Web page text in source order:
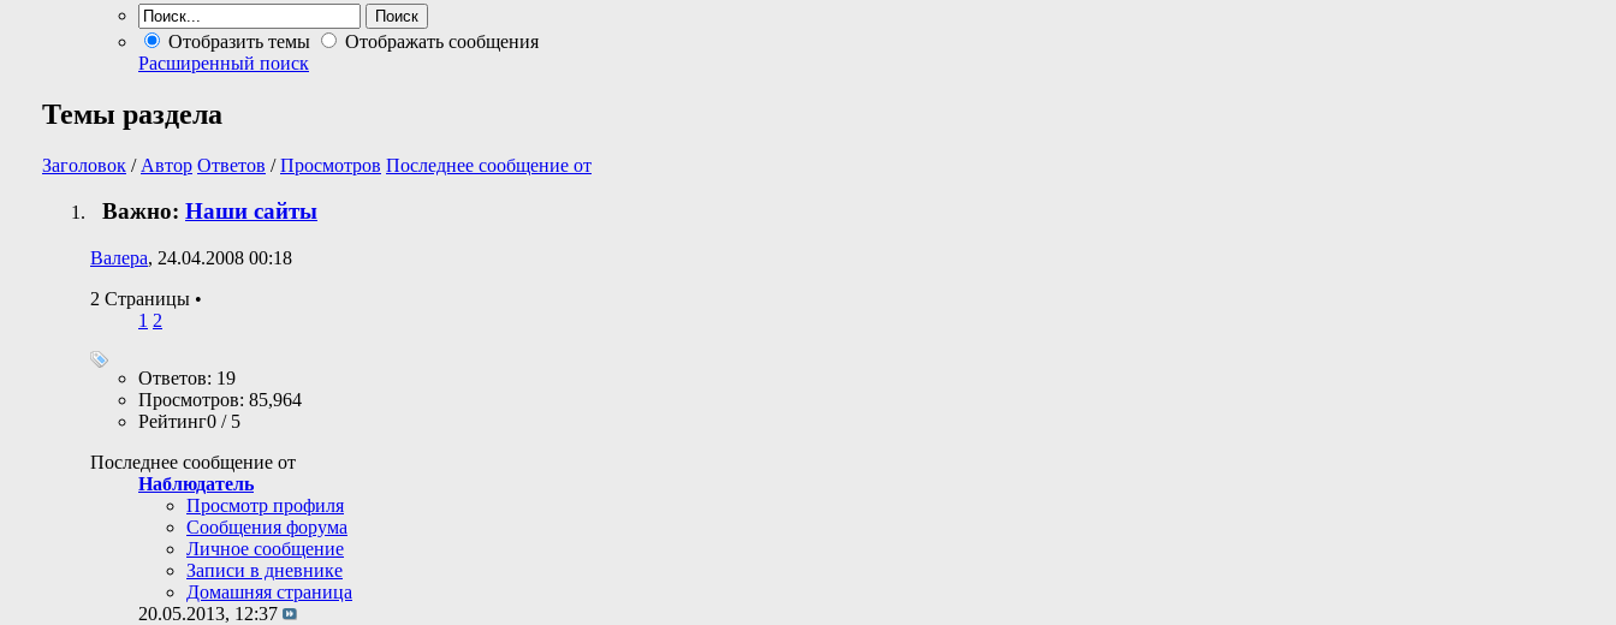
Отобразить темы
Отображать сообщения
Расширенный поиск
Темы раздела
Заголовок / Автор Ответов /Просмотров Последнее сообщение от
Важно:Наши сайты
Валера, 24.04.2008 00:18
2 Страницы •
1 2
Ответов: 19
Просмотров: 85,964
Рейтинг0 / 5
Последнее сообщение от
Наблюдатель
Просмотр профиля
Сообщения форума
Личное сообщение
Записи в дневнике
Домашняя страница
20.05.2013, 12:37